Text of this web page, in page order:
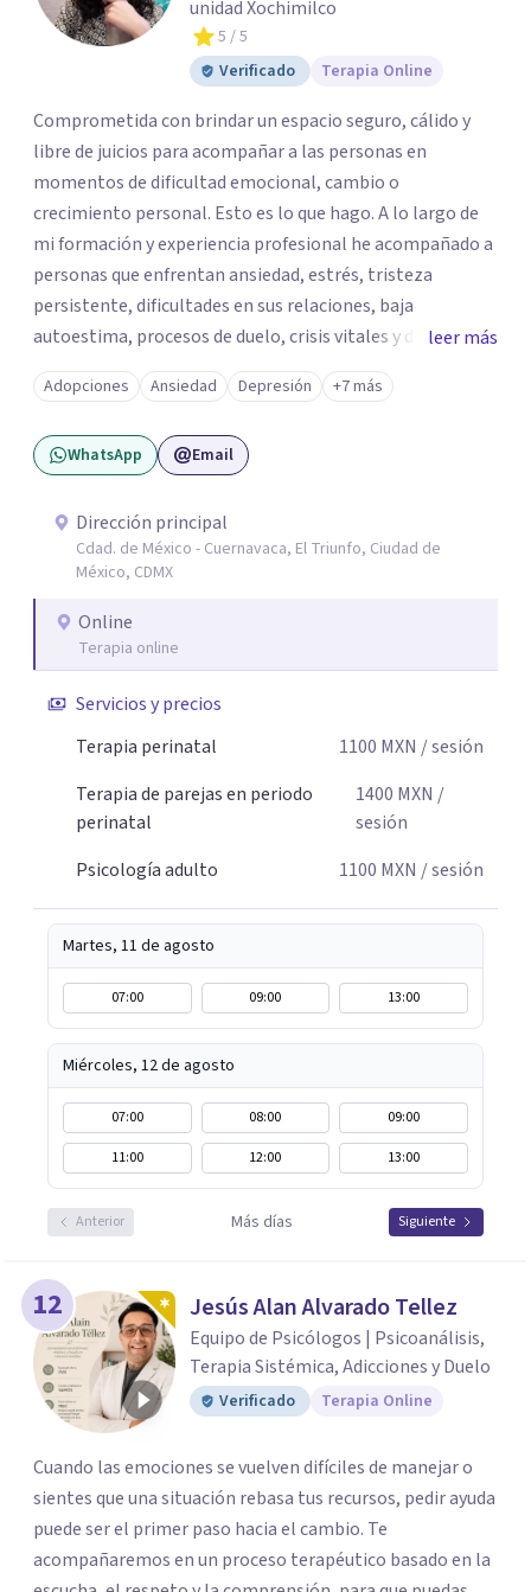
unidad Xochimilco
5 / 5
Verificado
Terapia Online
Comprometida con brindar un espacio seguro, cálido y
libre de juicios para acompañar a las personas en
momentos de dificultad emocional, cambio o
crecimiento personal. Esto es lo que hago. A lo largo de
mi formación y experiencia profesional he acompañado a
personas que enfrentan ansiedad, estrés, tristeza
persistente, dificultades en sus relaciones, baja
autoestima, procesos de duelo, crisis vitales y desafíos
relacionados con la adaptación a nuevas etapas de la vida.
Mi enfoque se basa en la escucha empática, el respeto por
la historia de cada persona y el trabajo conjunto para
desarrollar herramientas que favorezcan el bienestar
que buscar ayuda psicológica es un acto de valentía y
autocuidado. Mi objetivo es acompañarte para que puedas
comprender mejor lo que estás viviendo, fortalecer tus
recursos personales y construir una vida más plena y
congruente con tus necesidades y valores.
leer más
Adopciones Ansiedad Depresión +7 más
WhatsApp Email
Dirección principal
Cdad. de México - Cuernavaca, El Triunfo, Ciudad de
México, CDMX
Online
Terapia online
Servicios y precios
Terapia perinatal
1100 MXN / sesión
Terapia de parejas en periodo
perinatal
1400 MXN /
sesión
Psicología adulto
1100 MXN / sesión
Martes, 11 de agosto
07:00 09:00 13:00
Miércoles, 12 de agosto
07:00 08:00
09:00
11:00
12:00 13:00
Anterior Más días Siguiente
12 Jesús Alan Alvarado Tellez
Equipo de Psicólogos | Psicoanálisis,
Terapia Sistémica, Adicciones y Duelo
Verificado Terapia Online
Cuando las emociones se vuelven difíciles de manejar o
sientes que una situación rebasa tus recursos, pedir ayuda
puede ser el primer paso hacia el cambio. Te
acompañaremos en un proceso terapéutico basado en la